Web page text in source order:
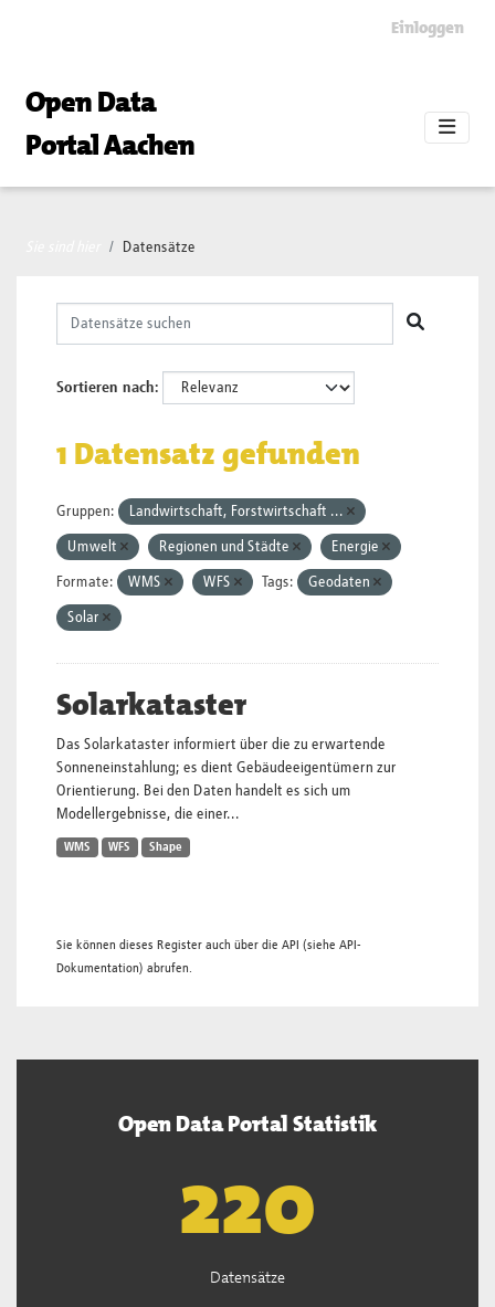
Einloggen
Open Data
Portal Aachen
Datensätze
Sortieren nach
1 Datensatz gefunden
Gruppen: Landwirtschaft, Forstwirtschaft ...
Umwelt Regionen und Städte Energie
Formate: WMS WFS Tags: Geodaten
Solar
Solarkataster
Das Solarkataster informiert über die zu erwartende
Sonneneinstahlung; es dient Gebäudeeigentümern zur
Orientierung. Bei den Daten handelt es sich um
Modellergebnisse, die einer...
WMS WFS Shape
Sie können dieses Register auch über die API (siehe API-
Dokumentation) abrufen.
Open Data Portal Statistik
222
Datensätze